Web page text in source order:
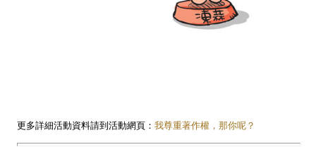
更多詳細活動資料請到活動網頁： 我尊重著作權，那你呢？